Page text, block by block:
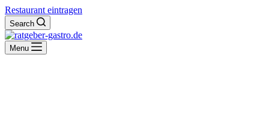
Restaurant eintragen
Search
Menu